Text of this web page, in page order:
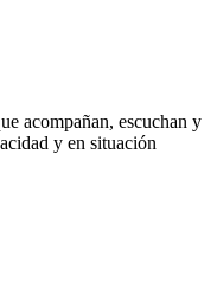
acompañan, escuchan y
y en situación